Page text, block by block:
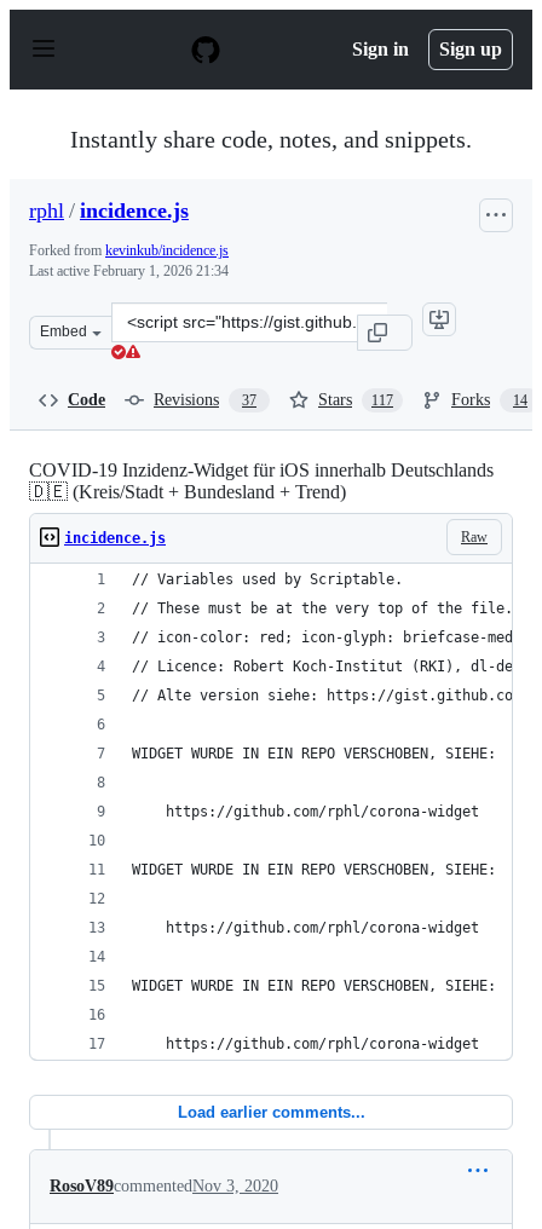
p
Sign in Sign up
Instantly share code, notes, and snippets.
rphl / incidence.js
Forked from kevinkub/incidence.js
Last active February 1, 2026 21:34
Embed
Clone
this
Code Revisions 37 Stars 117 Forks 14
COVID-19 Inzidenz-Widget für iOS innerhalb Deutschlands
🇩🇪 (Kreis/Stadt + Bundesland + Trend)
Raw
incidence.js
// Variables used by Scriptable.
// These must be at the very top of the file.
// icon-color: red; icon-glyph: briefcase-
// Licence: Robert Koch-Institut (RKI), dl-de/
// Alte version siehe: https://gist.github.com/
WIDGET WURDE IN EIN REPO VERSCHOBEN, SIEHE:
    https://github.com/rphl/corona-widget
WIDGET WURDE IN EIN REPO VERSCHOBEN, SIEHE:
    https://github.com/rphl/corona-widget
WIDGET WURDE IN EIN REPO VERSCHOBEN, SIEHE:
    https://github.com/rphl/corona-widget
Load earlier comments...
RosoV89commentedNov 3, 2020